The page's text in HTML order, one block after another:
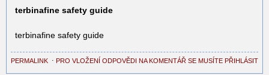
terbinafine safety guide
terbinafine safety guide
PERMALINK ⋅ PRO VLOŽENÍ ODPOVĚDI NA KOMENTÁŘ SE MUSÍTE PŘIHLÁSIT